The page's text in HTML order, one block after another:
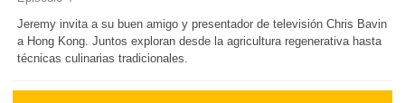
Jeremy invita a su buen amigo y presentador de televisión Chris Bavin
a Hong Kong. Juntos exploran desde la agricultura regenerativa hasta
técnicas culinarias tradicionales.